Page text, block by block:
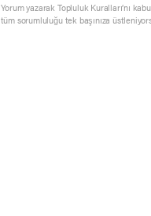
Yorum yazarak Topluluk Kuralları’nı
tüm sorumluluğu tek başınıza